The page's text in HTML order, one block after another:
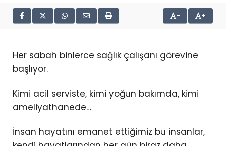
- +
Her sabah binlerce sağlık çalışanı görevine
başlıyor.
Kimi acil serviste, kimi yoğun bakımda, kimi
ameliyathanede…
İnsan hayatını emanet ettiğimiz bu insanlar,